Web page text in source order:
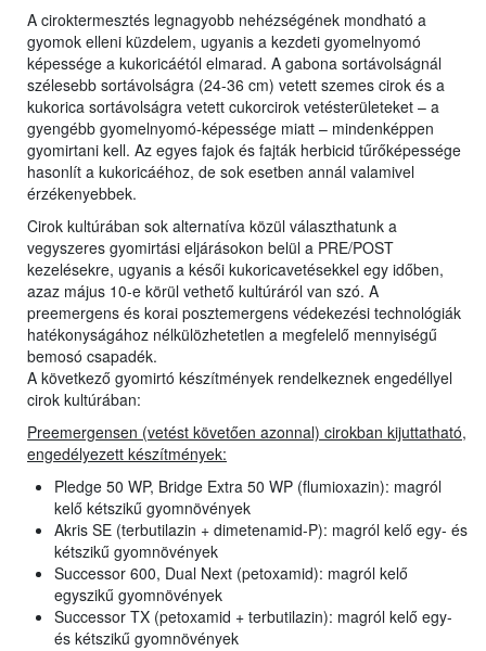
A ciroktermesztés legnagyobb nehézségének mondható a
gyomok elleni küzdelem, ugyanis a kezdeti gyomelnyomó
képessége a kukoricáétól elmarad. A gabona sortávolságnál
szélesebb sortávolságra (24-36 cm) vetett szemes cirok és a
kukorica sortávolságra vetett cukorcirok vetésterületeket – a
gyengébb gyomelnyomó-képessége miatt – mindenképpen
gyomirtani kell. Az egyes fajok és fajták herbicid tűrőképessége
hasonlít a kukoricáéhoz, de sok esetben annál valamivel
érzékenyebbek.
Cirok kultúrában sok alternatíva közül választhatunk a
vegyszeres gyomirtási eljárásokon belül a PRE/POST
kezelésekre, ugyanis a késői kukoricavetésekkel egy időben,
azaz május 10-e körül vethető kultúráról van szó. A
preemergens és korai posztemergens védekezési technológiák
hatékonyságához nélkülözhetetlen a megfelelő mennyiségű
bemosó csapadék.
A következő gyomirtó készítmények rendelkeznek engedéllyel
cirok kultúrában:
Preemergensen (vetést követően azonnal) cirokban kijuttatható,
engedélyezett készítmények:
Pledge 50 WP, Bridge Extra 50 WP (flumioxazin): magról
kelő kétszikű gyomnövények
Akris SE (terbutilazin + dimetenamid-P): magról kelő egy- és
kétszikű gyomnövények
Successor 600, Dual Next (petoxamid): magról kelő
egyszikű gyomnövények
Successor TX (petoxamid + terbutilazin): magról kelő egy-
és kétszikű gyomnövények